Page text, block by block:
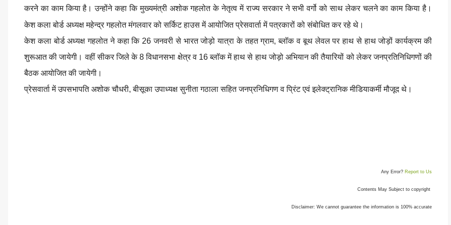
करने का काम किया है। उन्होंने कहा कि मुख्यमंत्री अशोक गहलोत के नेतृत्व में राज्य सरकार ने सभी वर्गो को साथ लेकर चलने का काम किया है।
केश कला बोर्ड अध्यक्ष महेन्द्र गहलोत मंगलवार को सर्किट हाउस में आयोजित प्रेसवार्ता में पत्रकारों को संबोधित कर रहे थे।
केश कला बोर्ड अध्यक्ष गहलोत ने कहा कि 26 जनवरी से भारत जोड़ो यात्रा के तहत ग्राम, ब्लॉक व बूथ लेवल पर हाथ से हाथ जोड़ों कार्यक्रम की
शुरूआत की जायेगी। वहीं सीकर जिले के 8 विधानसभा क्षेत्र व 16 ब्लॉक में हाथ से हाथ जोड़ो अभियान की तैयारियों को लेकर जनप्रतिनिधिगणों की
बैठक आयोजित की जायेगी।
प्रेसवार्ता में उपसभापति अशोक चौधरी, बीसूका उपाध्यक्ष सुनीता गठाला सहित जनप्रनिधिगण व प्रिंट एवं इलेक्ट्रानिक मीडियाकर्मी मौजूद थे।
Any Error? Report to Us
Contents May Subject to copyright
Disclaimer: We cannot guarantee the information is 100% accurate